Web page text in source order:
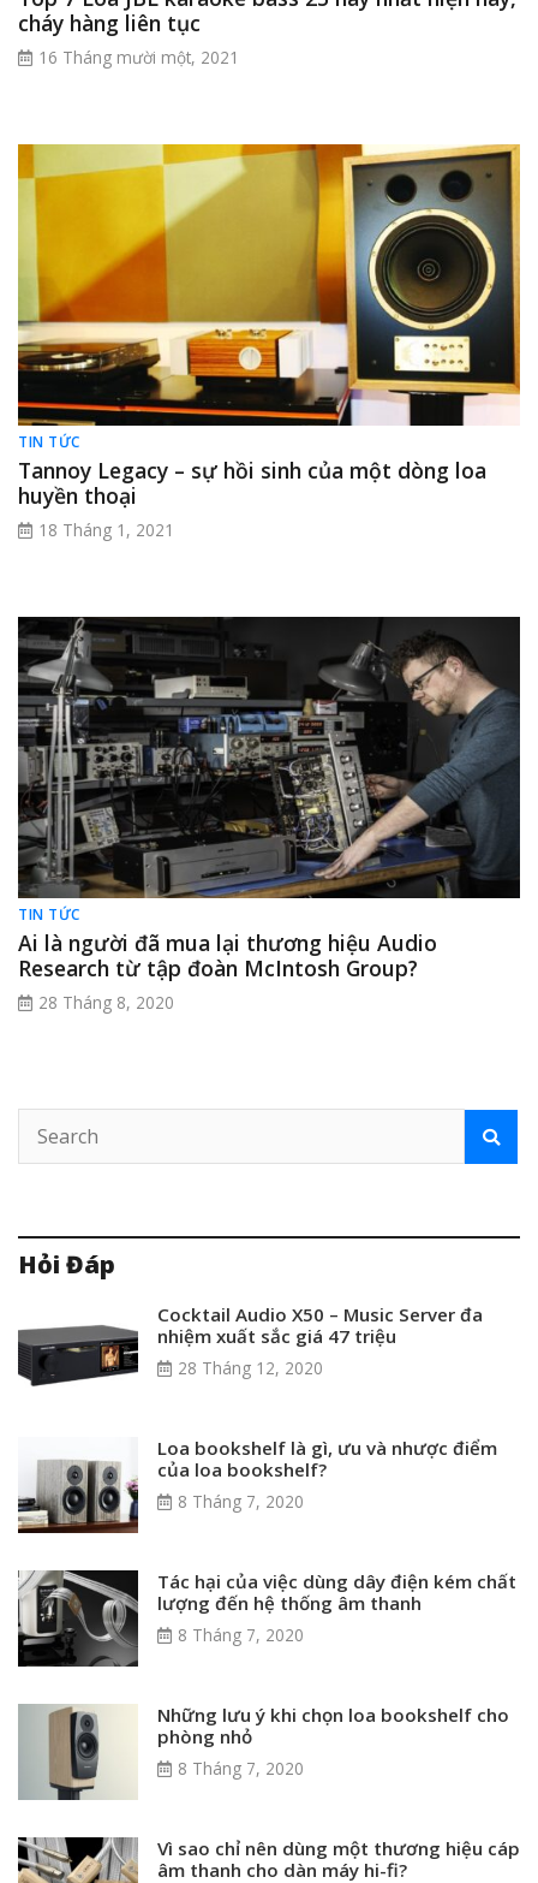
cháy hàng liên tục
16 Tháng mười một, 2021
TIN TỨC
Tannoy Legacy – sự hồi sinh của một dòng loa
huyền thoại
18 Tháng 1, 2021
TIN TỨC
Ai là người đã mua lại thương hiệu Audio
Research từ tập đoàn McIntosh Group?
28 Tháng 8, 2020
Hỏi Đáp
Cocktail Audio X50 – Music Server đa
nhiệm xuất sắc giá 47 triệu
28 Tháng 12, 2020
Loa bookshelf là gì, ưu và nhược điểm
của loa bookshelf?
8 Tháng 7, 2020
Tác hại của việc dùng dây điện kém chất
lượng đến hệ thống âm thanh
8 Tháng 7, 2020
Những lưu ý khi chọn loa bookshelf cho
phòng nhỏ
8 Tháng 7, 2020
Vì sao chỉ nên dùng một thương hiệu cáp
âm thanh cho dàn máy hi-fi?